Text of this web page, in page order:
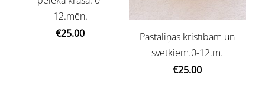
12.mēn.
€25.00
Pastaliņas kristībām un
svētkiem.0-12.m.
€25.00